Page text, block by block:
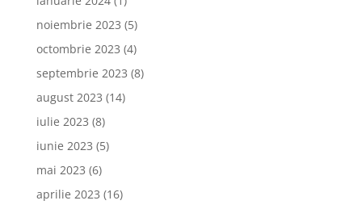
noiembrie 2023 (5)
octombrie 2023 (4)
septembrie 2023 (8)
august 2023 (14)
iulie 2023 (8)
iunie 2023 (5)
mai 2023 (6)
aprilie 2023 (16)